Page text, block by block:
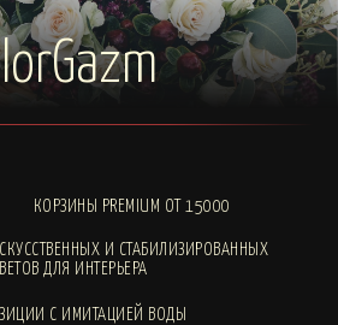
КОРЗИНЫ PREMIUM ОТ 15000
И СТАБИЛИЗИРОВАННЫХ
ЦВЕТОВ ДЛЯ ИНТЕРЬЕРА
С ИМИТАЦИЕЙ ВОДЫ